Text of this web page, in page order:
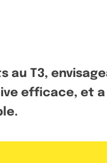
au T3,
efficace, et